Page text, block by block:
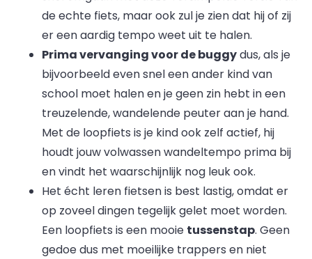
de echte fiets, maar ook zul je zien dat hij of zij
er een aardig tempo weet uit te halen.
Prima vervanging voor de buggydus, als je
bijvoorbeeld even snel een ander kind van
school moet halen en je geen zin hebt in een
treuzelende, wandelende peuter aan je hand.
Met de loopfiets is je kind ook zelf actief, hij
houdt jouw volwassen wandeltempo prima bij
en vindt het waarschijnlijk nog leuk ook.
Het écht leren fietsen is best lastig, omdat er
op zoveel dingen tegelijk gelet moet worden.
Een loopfiets is een mooie tussenstap. Geen
gedoe dus met moeilijke trappers en niet